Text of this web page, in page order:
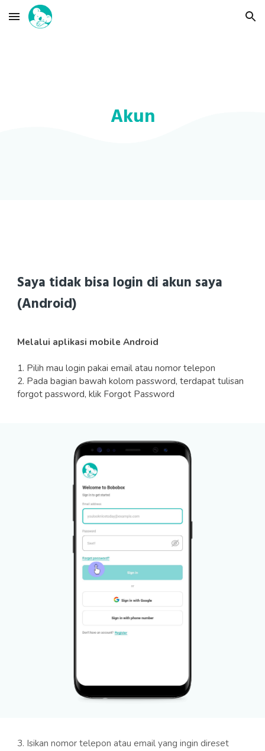
Skip to main content Skip to navigation
Akun
Saya tidak bisa login di akun saya
(Android)
Melalui aplikasi mobile Android
1. Pilih mau login pakai email atau nomor telepon
2. Pada bagian bawah kolom password, terdapat tulisan
forgot password, klik Forgot Password
3. Isikan nomor telepon atau email yang ingin direset